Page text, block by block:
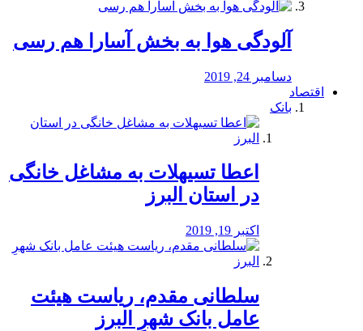
آلودگی هوا به بخش آسارا هم رسی
دسامبر 24, 2019
اقتصاد
بانک
️اعطا تسیهلات به مشاغل خانگی
در استان البرز
اکتبر 19, 2019
سلطانی مقدم، ریاست هیئت
عامل بانک شهرِ البرز